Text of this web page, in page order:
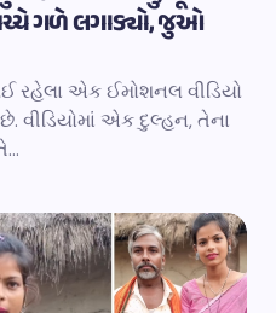
વચ્ચે ગળે લગાડ્યો, જુઓ
રહેલા એક ઈમોશનલ વીડિયો
વીડિયોમાં એક દુલ્હન, તેના